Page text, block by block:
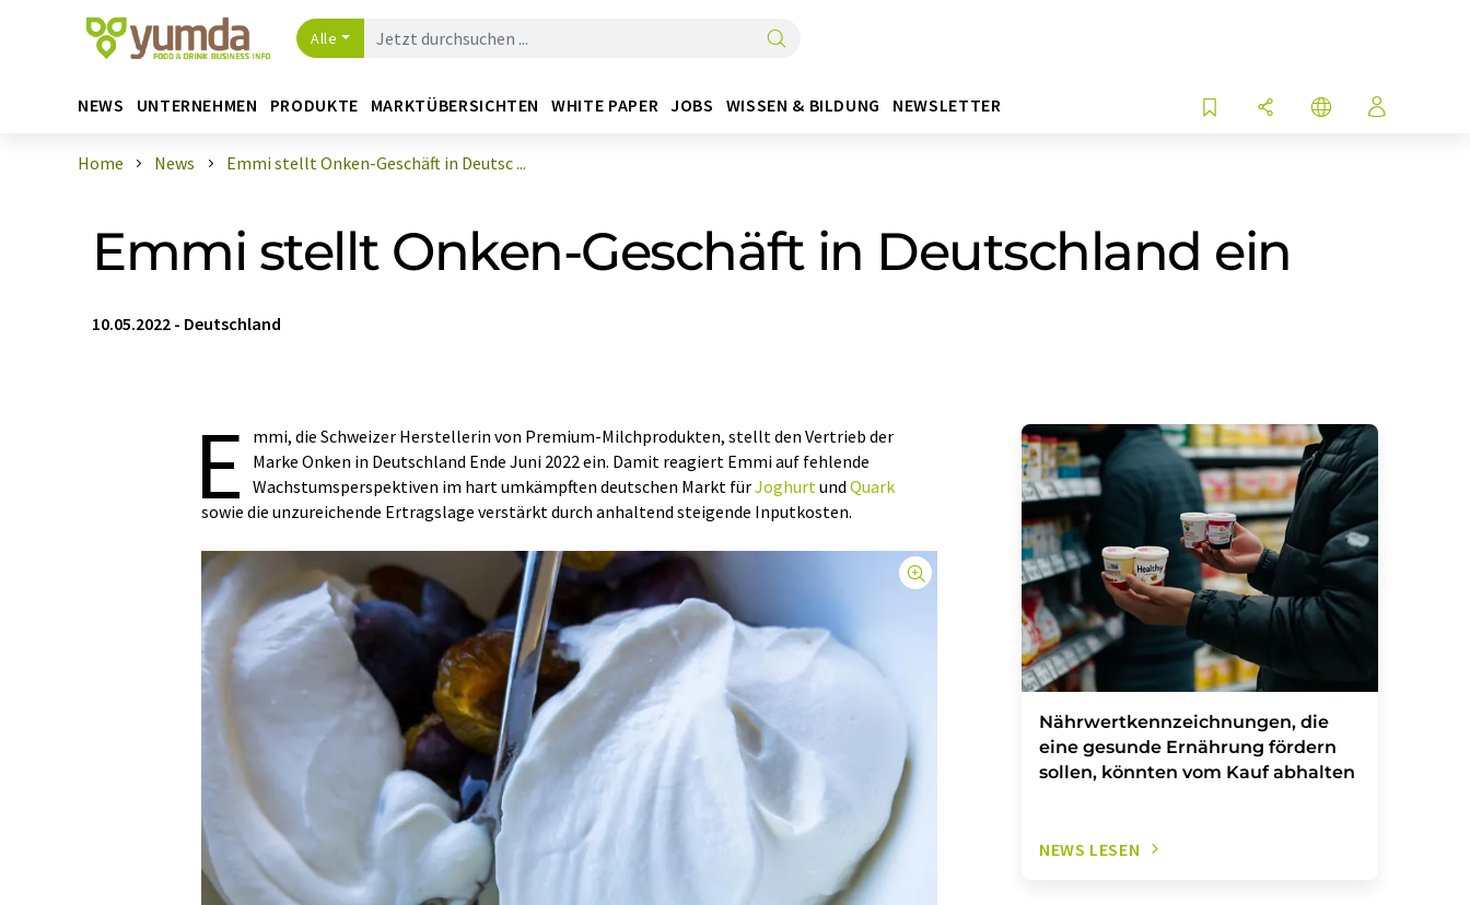
Alle
NEWS UNTERNEHMEN PRODUKTE MARKTÜBERSICHTEN WHITE PAPER JOBS WISSEN & BILDUNG NEWSLETTER
Home News Emmi stellt Onken-Geschäft in Deutsc ...
Emmi stellt Onken-Geschäft in Deutschland ein
10.05.2022 - Deutschland
E
mmi, die Schweizer Herstellerin von Premium-Milchprodukten, stellt den Vertrieb der
Marke Onken in Deutschland Ende Juni 2022 ein. Damit reagiert Emmi auf fehlende
Wachstumsperspektiven im hart umkämpften deutschen Markt fürJoghurtund Quark
sowie die unzureichende Ertragslage verstärkt durch anhaltend steigende Inputkosten.
Nährwertkennzeichnungen, die
eine gesunde Ernährung fördern
sollen, könnten vom Kauf abhalten
NEWS LESEN